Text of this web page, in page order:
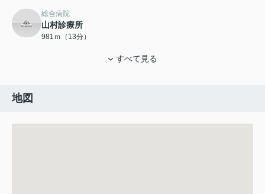
総合病院
山村診療所
981ｍ（13分）
すべて見る
地図